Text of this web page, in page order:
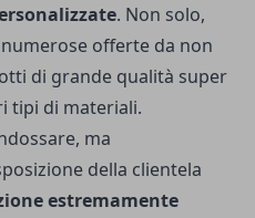
. Non solo,
offerte da non
di grande qualità super
tipi di materiali.
ma
della clientela
estremamente